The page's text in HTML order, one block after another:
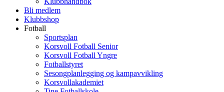
Bli medlem
Klubbshop
Fotball
Sportsplan
Korsvoll Fotball Senior
Korsvoll Fotball Yngre
Fotballstyret
Sesongplanlegging og kampavvikling
Korsvollakademiet